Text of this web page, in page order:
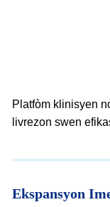
Platfòm klinisyen
livrezon swen
Ekspansyon